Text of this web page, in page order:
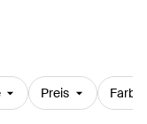
Preis Farbe